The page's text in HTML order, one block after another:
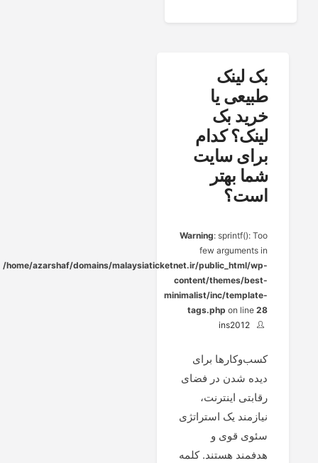
بک لینک
طبیعی یا
خرید بک
لینک؟ کدام
برای سایت
شما بهتر
است؟
Warning: sprintf(): Too
few arguments in
/home/azarshaf/domains/malaysiaticketnet.ir/public_html/wp-
content/themes/best-
minimalist/inc/template-
tags.php on line28
ins2012
کسب‌وکارها برای
دیده شدن در فضای
رقابتی اینترنت،
نیازمند یک استراتژی
سئوی قوی و
هدفمند هستند. کلمه